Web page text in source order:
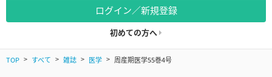
ログイン／新規登録
初めての方へ
TOP すべて 雑誌 医学 周産期医学55巻4号